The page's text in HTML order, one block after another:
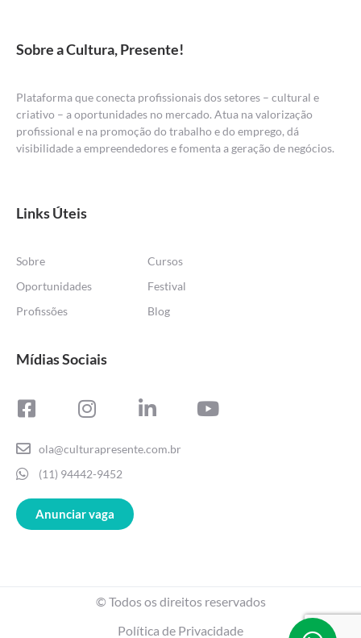
Sobre a Cultura, Presente!
Plataforma que conecta profissionais dos setores – cultural e
criativo – a oportunidades no mercado. Atua na valorização
profissional e na promoção do trabalho e do emprego, dá
visibilidade a empreendedores e fomenta a geração de negócios.
Links Úteis
Sobre
Oportunidades
Profissões
Cursos
Festival
Blog
Mídias Sociais
ola@culturapresente.com.br
(11) 94442-9452
Anunciar vaga
© Todos os direitos reservados
Política de Privacidade